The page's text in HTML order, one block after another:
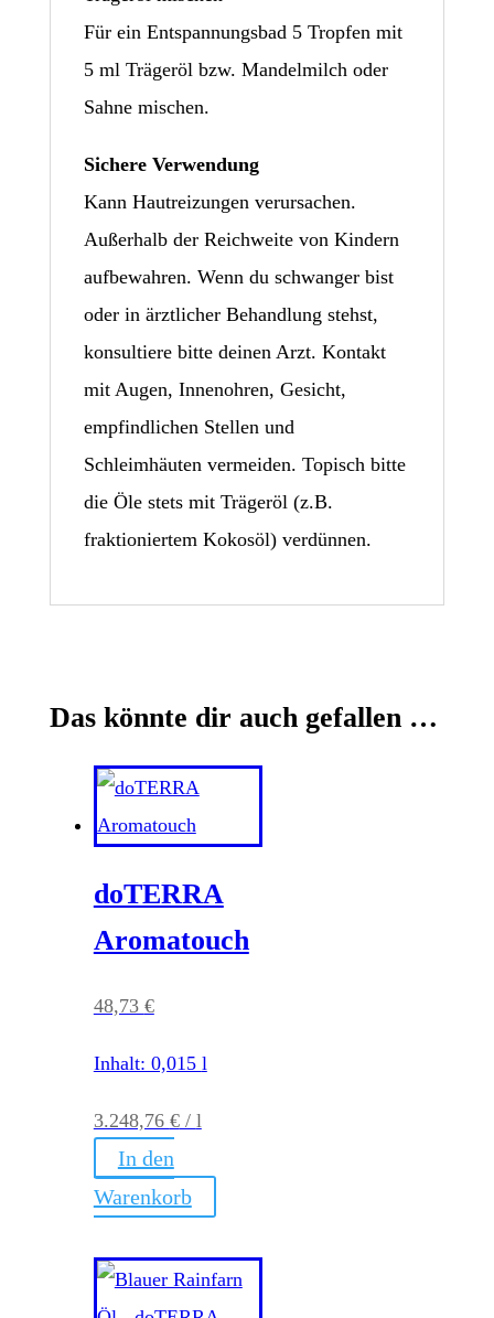
Für ein Entspannungsbad 5 Tropfen mit
5 ml Trägeröl bzw. Mandelmilch oder
Sahne mischen.
Sichere Verwendung
Kann Hautreizungen verursachen.
Außerhalb der Reichweite von Kindern
aufbewahren. Wenn du schwanger bist
oder in ärztlicher Behandlung stehst,
konsultiere bitte deinen Arzt. Kontakt
mit Augen, Innenohren, Gesicht,
empfindlichen Stellen und
Schleimhäuten vermeiden. Topisch bitte
die Öle stets mit Trägeröl (z.B.
fraktioniertem Kokosöl) verdünnen.
Das könnte dir auch gefallen …
doTERRA
Aromatouch
48,73 €
Inhalt: 0,015 l
3.248,76 €/ l
In den
Warenkorb